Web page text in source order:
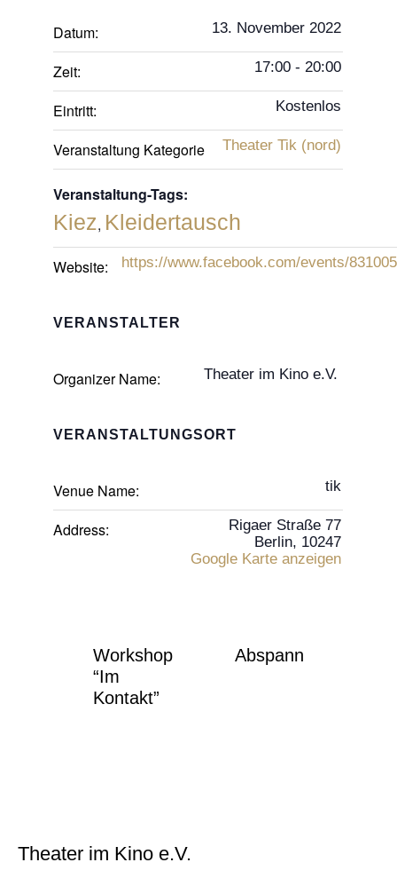
Datum: 13. November 2022
Zeit: 17:00 - 20:00
Eintritt: Kostenlos
Veranstaltung Kategorie Theater Tik (nord)
Veranstaltung-Tags:
Kiez, Kleidertausch
Website: https://www.facebook.com/events/
VERANSTALTUNGSORT
Venue Name: tik
Address:
Rigaer Straße 77
Berlin, 10247
Google Karte anzeigen
VERANSTALTER
Organizer Name: Theater im Kino e.V.
Workshop
“Im
Kontakt”
Abspann
Theater im Kino e.V.